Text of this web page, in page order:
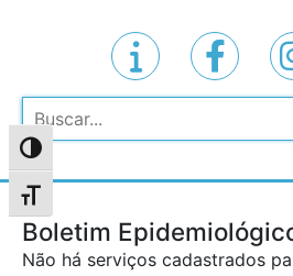
Alternar alto contraste
Alternar tamanho da fonte
Pesquisar
Boletim
Não há serviços cadastrados